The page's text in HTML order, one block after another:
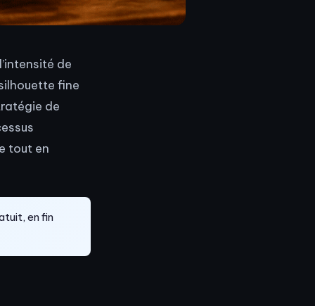
de
fine
de
tout en
en fin